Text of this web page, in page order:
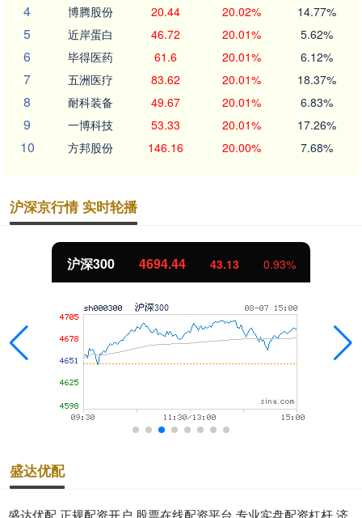
4 博腾股份 20.44 20.02% 14.77%
5 近岸蛋白 46.72 20.01% 5.62%
6 毕得医药 61.6 20.01% 6.12%
7 五洲医疗 83.62 20.01% 18.37%
8 耐科装备 49.67 20.01% 6.83%
9 一博科技 53.33 20.01% 17.26%
10 方邦股份 146.16 20.00% 7.68%
沪深京行情 实时轮播
北证50 1134.24
盛达优配